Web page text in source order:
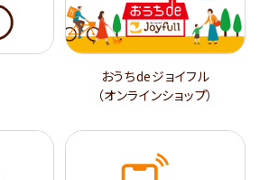
おうちdeジョイフル
（オンラインショップ）